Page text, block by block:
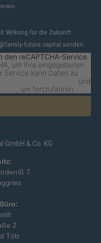
Wirkung für die Zukunft
future.capital senden.
den reCAPTCHA-Service
um Ihre eingegebenen
Service kann Daten zu
und
, um fortzufahren.
GmbH & Co. KG
7
2
Tölz